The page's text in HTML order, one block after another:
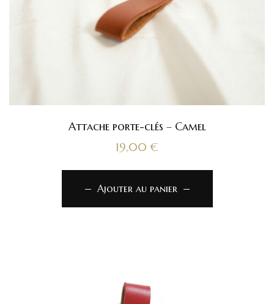
Attache porte-clés – Camel
19,00 €
Ajouter au panier